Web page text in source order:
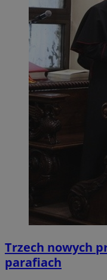
Trzech nowych
parafiach